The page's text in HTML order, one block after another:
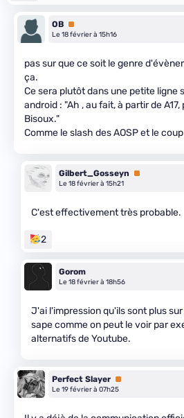
OB Premium
Le 18 février à 15h16
pas sur que ce soit le genre
ça.
Ce sera plutôt dans une petite ligne
android : "Ah , au fait, à partir de
Bisoux."
Comme le slash des AOSP et le
Gilbert_Gosseyn
Premium
Le 18 février à 15h21
C'est effectivement très probable.
2
Gorom
Le 18 février à 18h56
J'ai l'impression qu'ils sont plus
sape comme on peut le voir par
alternatifs de Youtube.
Perfect Slayer Premium
Le 19 février à 07h25